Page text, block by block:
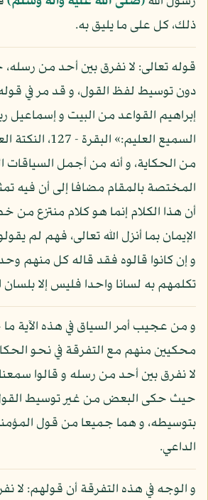
ذلك، كل على ما يليق به.
قوله تعالى: لا نفرق بين أحد من
دون توسيط لفظ القول، و قد مر في
إبراهيم القواعد من البيت و إسماعيل
السميع العليم:»
من الحكاية، و أنه من أجمل السياقات
المختصة بالمقام مضافا إلى أن فيه
أن هذا الكلام إنما هو كلام منتزع
الإيمان بما أنزل الله تعالى، فهم لم
و إن كانوا قالوه فقد قاله كل منهم
تكلمهم به لسانا واحدا فليس إلا بلسان
و من عجيب أمر السياق في هذه الآية
محكيين منهم مع التفرقة في نحو
لا نفرق بين أحد من رسله و قالوا
حيث حكى البعض من غير توسيط
بتوسيطه، و هما جميعا من قول
الداعي.
و الوجه في هذه التفرقة أن قولهم: لا